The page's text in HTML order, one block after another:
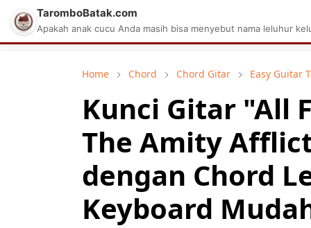
Matius Celcius Sinaga Aplikasi
Home Chord Chord Gitar Easy Guitar
Kunci Gitar "All
The Amity
dengan Chord
Keyboard
TaromboBatak.com
Apakah anak cucu Anda masih bisa menyebut nama leluhur